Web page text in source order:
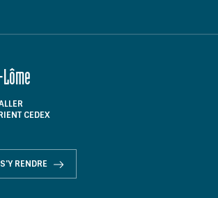
CEDEX
S'Y RENDRE